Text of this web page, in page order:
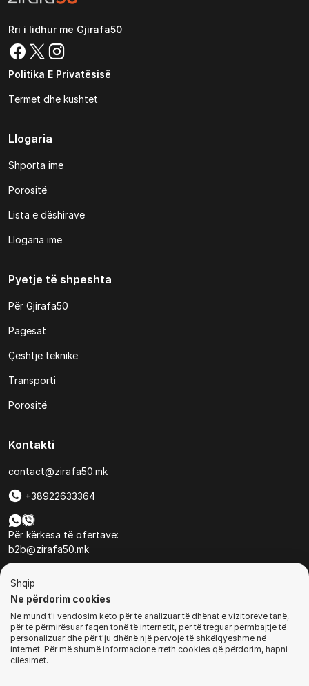
Rri i lidhur me Gjirafa50
Politika E Privatësisë
Termet dhe kushtet
Llogaria
Shporta ime
Porositë
Lista e dëshirave
Llogaria ime
Pyetje të shpeshta
Për Gjirafa50
Pagesat
Çështje teknike
Transporti
Porositë
Kontakti
contact@zirafa50.mk
+38922633364
Për kërkesa të ofertave:
b2b@zirafa50.mk
© Të gjitha të drejtat e rezervuara
Shqip
Ne përdorim cookies
Ne mund t'i vendosim këto për të analizuar të dhënat e vizitorëve tanë,
për të përmirësuar faqen tonë të internetit, për të treguar përmbajtje të
personalizuar dhe për t'ju dhënë një përvojë të shkëlqyeshme në
internet. Për më shumë informacione rreth cookies që përdorim, hapni
cilësimet.